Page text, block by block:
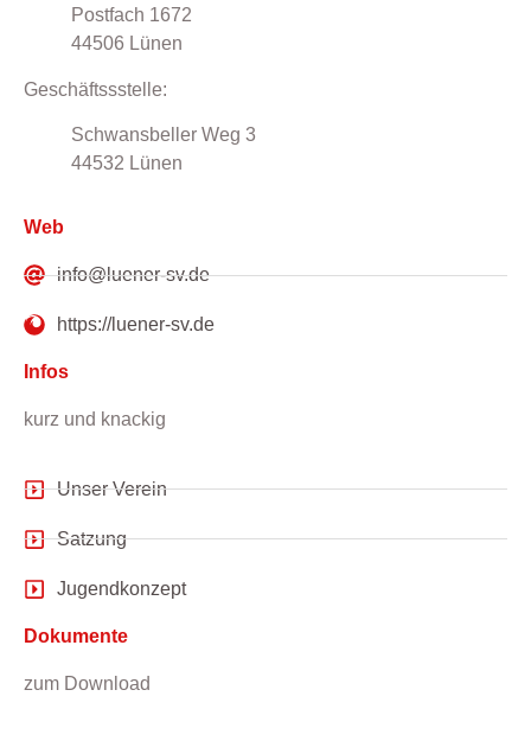
Postfach 1672
44506 Lünen
Geschäftssstelle:
Schwansbeller Weg 3
44532 Lünen
Web
info@luener-sv.de
https://luener-sv.de
Infos
kurz und knackig
Unser Verein
Satzung
Jugendkonzept
Dokumente
zum Download